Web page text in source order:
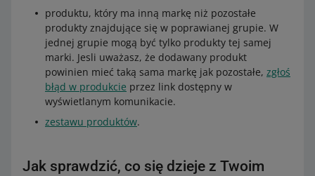
produktu, który ma inną markę niż pozostałe
produkty znajdujące się w poprawianej grupie. W
jednej grupie mogą być tylko produkty tej samej
marki. Jesli uważasz, że dodawany produkt
powinien mieć taką sama markę jak pozostałe, zgłoś
błąd w produkcie przez link dostępny w
wyświetlanym komunikacie.
zestawu produktów.
Jak sprawdzić, co się dzieje z Twoim